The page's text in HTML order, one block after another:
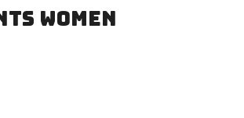
women